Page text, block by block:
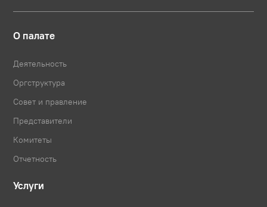
О палате
Деятельность
Оргструктура
Совет и правление
Представители
Комитеты
Отчетность
Услуги